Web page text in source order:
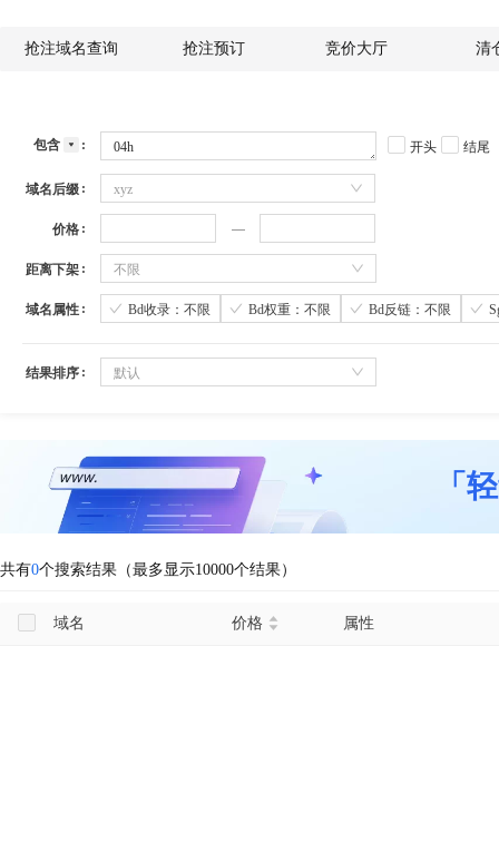
抢注域名查询 抢注预订 竞价大厅 清
包含 开头 结尾
域名后缀 xyz
价格
距离下架 不限
域名属性 Bd收录：不限 Bd权重：不限 Bd反链：不限
结果排序 默认
「
共有0个搜索结果（最多显示10000个结果）
域名 价格 属性